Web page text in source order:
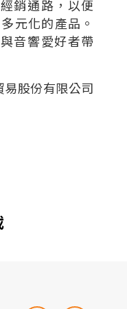
銷通路，以便
元化的產品。
音響愛好者帶
股份有限公司